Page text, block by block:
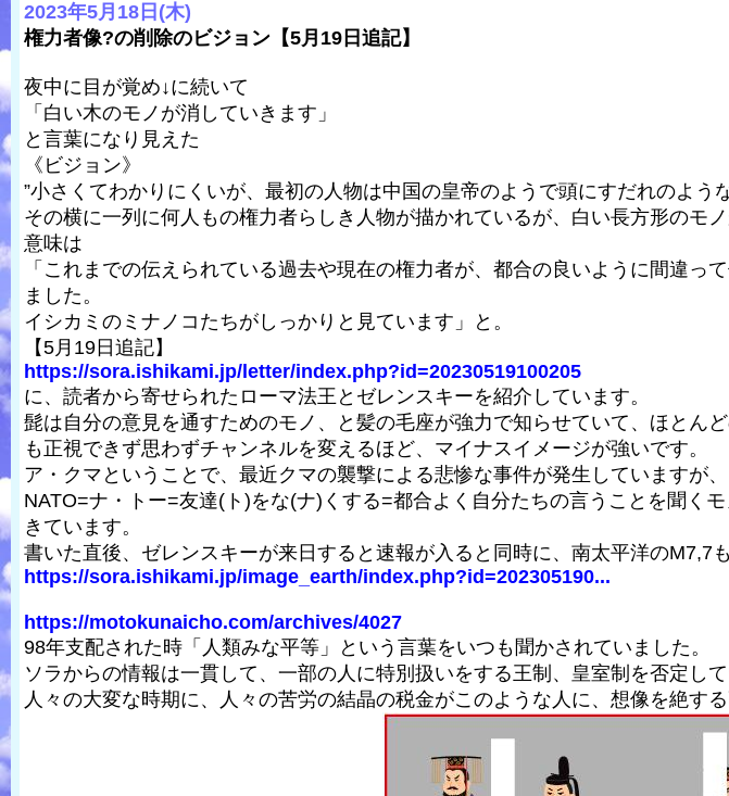
2023年5月18日(木)
権力者像?の削除のビジョン【5月19日追記】
夜中に目が覚め↓に続いて
「白い木のモノが消していきます」
と言葉になり見えた
《ビジョン》
”小さくてわかりにくいが、最初の人物は中国の皇帝のようで頭にすだれのよう
その横に一列に何人もの権力者らしき人物が描かれているが、白い長方形のモ
意味は
「これまでの伝えられている過去や現在の権力者が、都合の良いように間違
ました。
イシカミのミナノコたちがしっかりと見ています」と。
【5月19日追記】
https://sora.ishikami.jp/letter/index.php?id=20230519100205
に、読者から寄せられたローマ法王とゼレンスキーを紹介しています。
髭は自分の意見を通すためのモノ、と髪の毛座が強力で知らせていて、ほとん
も正視できず思わずチャンネルを変えるほど、マイナスイメージが強いです。
ア・クマということで、最近クマの襲撃による悲惨な事件が発生していますが
NATO=ナ・トー=友達(ト)をな(ナ)くする=都合よく自分たちの言うことを聞く
きています。
書いた直後、ゼレンスキーが来日すると速報が入ると同時に、南太平洋のM7,7
https://sora.ishikami.jp/image_earth/index.php?id=202305190...
https://motokunaicho.com/archives/4027
98年支配された時「人類みな平等」という言葉をいつも聞かされていました。
ソラからの情報は一貫して、一部の人に特別扱いをする王制、皇室制を否定して
人々の大変な時期に、人々の苦労の結晶の税金がこのような人に、想像を絶す